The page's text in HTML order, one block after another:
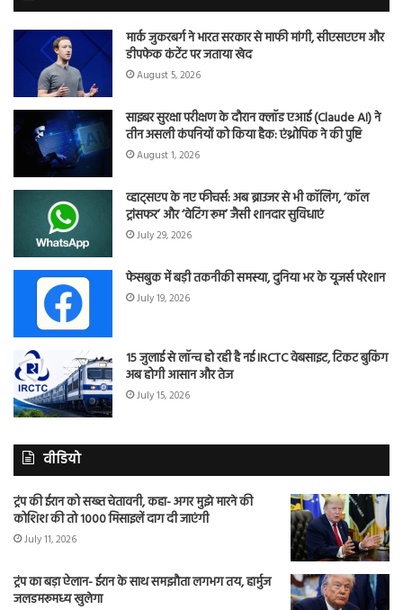
मार्क जुकरबर्ग ने भारत सरकार से माफी मांगी, सीएसएएम और
डीपफेक कंटेंट पर जताया खेद
August 5, 2026
साइबर सुरक्षा परीक्षण के दौरान क्लॉड एआई (Claude AI) ने
तीन असली कंपनियों को किया हैक: एंथ्रोपिक ने की पुष्टि
August 1, 2026
व्हाट्सएप के नए फीचर्स: अब ब्राउजर से भी कॉलिंग, ‘कॉल
ट्रांसफर’ और ‘वेटिंग रूम’ जैसी शानदार सुविधाएं
July 29, 2026
फेसबुक में बड़ी तकनीकी समस्या, दुनिया भर के यूजर्स परेशान
July 19, 2026
15 जुलाई से लॉन्च हो रही है नई IRCTC वेबसाइट, टिकट बुकिंग
अब होगी आसान और तेज
July 15, 2026
वीडियो
ट्रंप की ईरान को सख्त चेतावनी, कहा- अगर मुझे मारने की
कोशिश की तो 1000 मिसाइलें दाग दी जाएंगी
July 11, 2026
ट्रंप का बड़ा ऐलान- ईरान के साथ समझौता लगभग तय, हार्मुज
जलडमरूमध्य खुलेगा